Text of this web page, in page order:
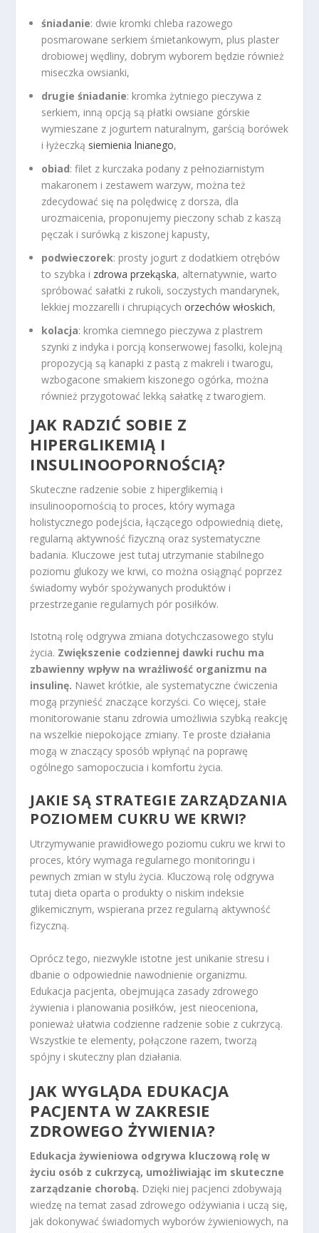
śniadanie: dwie kromki chleba razowego
posmarowane serkiem śmietankowym, plus plaster
drobiowej wędliny, dobrym wyborem będzie również
miseczka owsianki,
drugie śniadanie: kromka żytniego pieczywa z
serkiem, inną opcją są płatki owsiane górskie
wymieszane z jogurtem naturalnym, garścią borówek
i łyżeczką siemienia lnianego,
obiad: filet z kurczaka podany z pełnoziarnistym
makaronem i zestawem warzyw, można też
zdecydować się na polędwicę z dorsza, dla
urozmaicenia, proponujemy pieczony schab z kaszą
pęczak i surówką z kiszonej kapusty,
podwieczorek: prosty jogurt z dodatkiem otrębów
to szybka i zdrowa przekąska, alternatywnie, warto
spróbować sałatki z rukoli, soczystych mandarynek,
lekkiej mozzarelli i chrupiącychorzechów włoskich,
kolacja: kromka ciemnego pieczywa z plastrem
szynki z indyka i porcją konserwowej fasolki, kolejną
propozycją są kanapki z pastą z makreli i twarogu,
wzbogacone smakiem kiszonego ogórka, można
również przygotować lekką sałatkę z twarogiem.
JAK RADZIĆ SOBIE Z
HIPERGLIKEMIĄ I
INSULINOOPORNOŚCIĄ?
Skuteczne radzenie sobie z hiperglikemią i
insulinoopornością to proces, który wymaga
holistycznego podejścia, łączącego odpowiednią dietę,
regularną aktywność fizyczną oraz systematyczne
badania. Kluczowe jest tutaj utrzymanie stabilnego
poziomu glukozy we krwi, co można osiągnąć poprzez
świadomy wybór spożywanych produktów i
przestrzeganie regularnych pór posiłków.
Istotną rolę odgrywa zmiana dotychczasowego stylu
życia. Zwiększenie codziennej dawki ruchu ma
zbawienny wpływ na wrażliwość organizmu na
insulinę. Nawet krótkie, ale systematyczne ćwiczenia
mogą przynieść znaczące korzyści. Co więcej, stałe
monitorowanie stanu zdrowia umożliwia szybką reakcję
na wszelkie niepokojące zmiany. Te proste działania
mogą w znaczący sposób wpłynąć na poprawę
ogólnego samopoczucia i komfortu życia.
JAKIE SĄ STRATEGIE ZARZĄDZANIA
POZIOMEM CUKRU WE KRWI?
Utrzymywanie prawidłowego poziomu cukru we krwi to
proces, który wymaga regularnego monitoringu i
pewnych zmian w stylu życia. Kluczową rolę odgrywa
tutaj dieta oparta o produkty o niskim indeksie
glikemicznym, wspierana przez regularną aktywność
fizyczną.
Oprócz tego, niezwykle istotne jest unikanie stresu i
dbanie o odpowiednie nawodnienie organizmu.
Edukacja pacjenta, obejmująca zasady zdrowego
żywienia i planowania posiłków, jest nieoceniona,
ponieważ ułatwia codzienne radzenie sobie z cukrzycą.
Wszystkie te elementy, połączone razem, tworzą
spójny i skuteczny plan działania.
JAK WYGLĄDA EDUKACJA
PACJENTA W ZAKRESIE
ZDROWEGO ŻYWIENIA?
Edukacja żywieniowa odgrywa kluczową rolę w
życiu osób z cukrzycą, umożliwiając im skuteczne
zarządzanie chorobą. Dzięki niej pacjenci zdobywają
wiedzę na temat zasad zdrowego odżywiania i uczą się,
jak dokonywać świadomych wyborów żywieniowych, na